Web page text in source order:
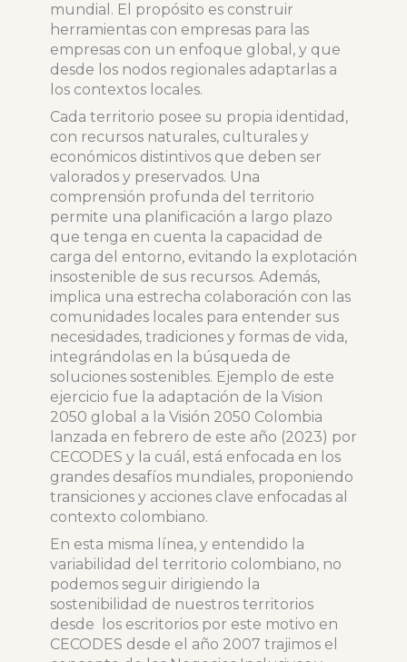
mundial. El propósito es construir
herramientas con empresas para las
empresas con un enfoque global, y que
desde los nodos regionales adaptarlas a
los contextos locales.
Cada territorio posee su propia identidad,
con recursos naturales, culturales y
económicos distintivos que deben ser
valorados y preservados. Una
comprensión profunda del territorio
permite una planificación a largo plazo
que tenga en cuenta la capacidad de
carga del entorno, evitando la explotación
insostenible de sus recursos. Además,
implica una estrecha colaboración con las
comunidades locales para entender sus
necesidades, tradiciones y formas de vida,
integrándolas en la búsqueda de
soluciones sostenibles. Ejemplo de este
ejercicio fue la adaptación de la Vision
2050 global a la Visión 2050 Colombia
lanzada en febrero de este año (2023) por
CECODES y la cuál, está enfocada en los
grandes desafíos mundiales, proponiendo
transiciones y acciones clave enfocadas al
contexto colombiano.
En esta misma línea, y entendido la
variabilidad del territorio colombiano, no
podemos seguir dirigiendo la
sostenibilidad de nuestros territorios
desde los escritorios por este motivo en
CECODES desde el año 2007 trajimos el